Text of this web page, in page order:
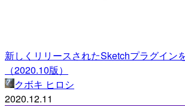
新しくリリースされたSketchプラグイン
（2020.10版）
クボキ ヒロシ
2020.12.11